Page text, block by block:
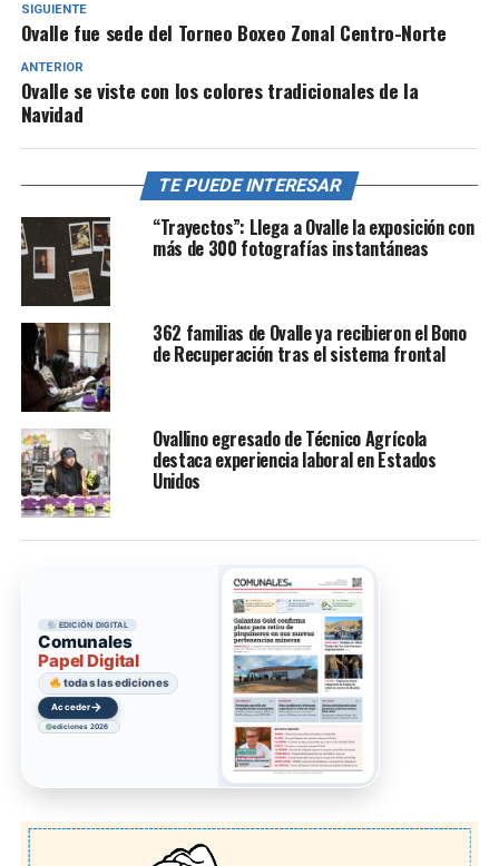
SIGUIENTE
Ovalle fue sede del Torneo Boxeo Zonal Centro-Norte
ANTERIOR
Ovalle se viste con los colores tradicionales de la
Navidad
TE PUEDE INTERESAR
“Trayectos”: Llega a Ovalle la exposición con
más de 300 fotografías instantáneas
362 familias de Ovalle ya recibieron el Bono
de Recuperación tras el sistema frontal
Ovallino egresado de Técnico Agrícola
destaca experiencia laboral en Estados
Unidos
EDICIÓN DIGITAL
Comunales
Papel Digital
todas las ediciones
Acceder→
ediciones 2026